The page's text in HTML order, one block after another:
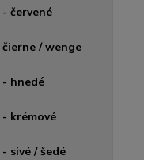
červené
/ wenge
hnedé
krémové
sivé / šedé